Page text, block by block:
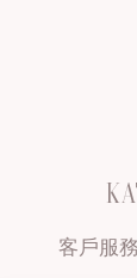
客戶服務